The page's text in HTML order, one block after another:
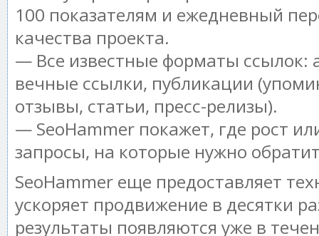
100 показателям и ежедневный
качества проекта.
— Все известные форматы ссылок:
вечные ссылки, публикации
отзывы, статьи, пресс-релизы).
— SeoHammer покажет, где рост
запросы, на которые нужно
SeoHammer еще предоставляет
ускоряет продвижение в десятки
результаты появляются уже в